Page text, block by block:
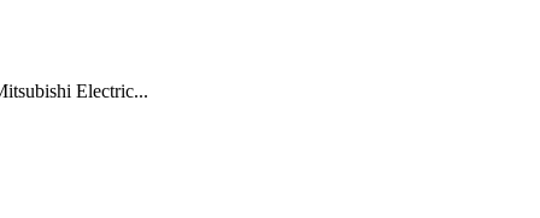
Electric...